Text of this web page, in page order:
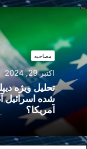
مصاحبه
اکتبر 29, 2024
تحلیل ویژه
شده اسرائیل
آمریکا؟